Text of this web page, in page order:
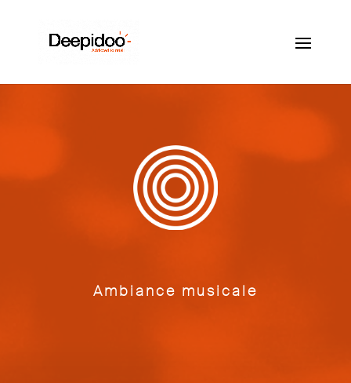
Ambiance musicale